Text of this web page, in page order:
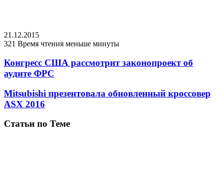
21.12.2015
321 Время чтения меньше минуты
Конгресс США рассмотрит законопроект об
аудите ФРС
Mitsubishi презентовала обновленный кроссовер
ASX 2016
Статьи по Теме